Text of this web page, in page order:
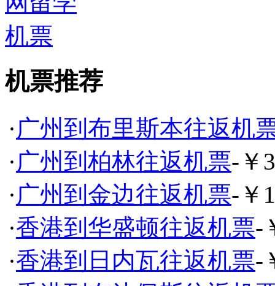
机票推荐
·广州到布里斯本往返机
·广州到柏林往返机票-￥
·广州到金边往返机票-￥
·香港到华盛顿往返机票-
·香港到日内瓦往返机票-